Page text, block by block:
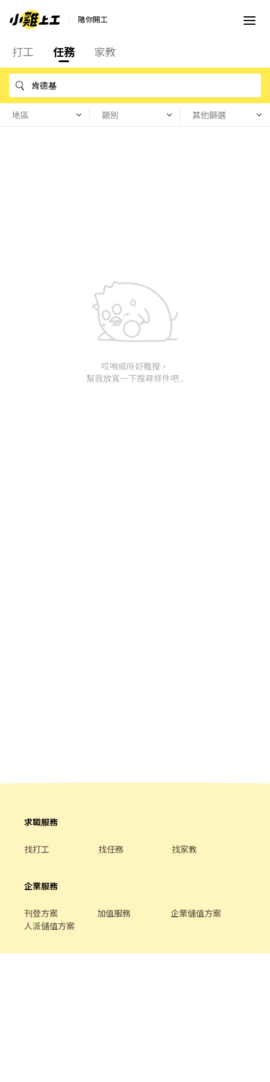
隨你開工
打工 任務 家教
地區 類別 其他篩選
哎唷威呀好難搜，
幫我放寬一下搜尋條件吧...
求職服務
找打工 找任務 找家教
企業服務
刊登方案 加值服務
企業儲值方案
人派儲值方案